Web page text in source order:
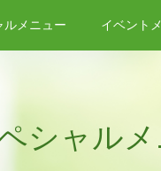
ルメニュー イベント
シャルメ